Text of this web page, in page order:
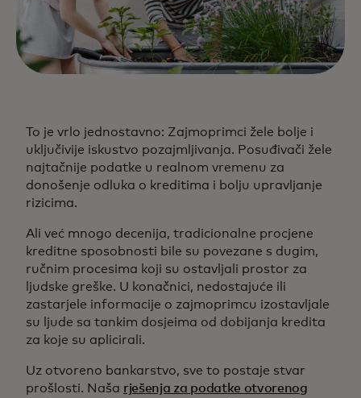
To je vrlo jednostavno: Zajmoprimci žele bolje i
uključivije iskustvo pozajmljivanja. Posuđivači žele
najtačnije podatke u realnom vremenu za
donošenje odluka o kreditima i bolju upravljanje
rizicima.
Ali već mnogo decenija, tradicionalne procjene
kreditne sposobnosti bile su povezane s dugim,
ručnim procesima koji su ostavljali prostor za
ljudske greške. U konačnici, nedostajuće ili
zastarjele informacije o zajmoprimcu izostavljale
su ljude sa tankim dosjeima od dobijanja kredita
za koje su aplicirali.
Uz otvoreno bankarstvo, sve to postaje stvar
prošlosti. Naša rješenja za podatke otvorenog